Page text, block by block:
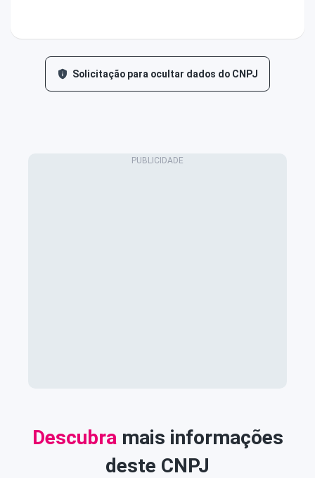
Solicitação para ocultar dados do CNPJ
Descubra mais informações
deste CNPJ